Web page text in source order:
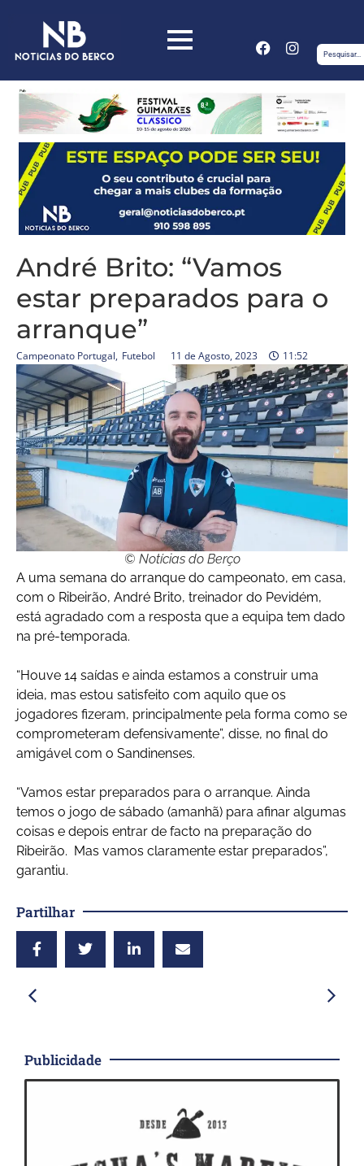
André Brito: “Vamos
estar preparados para o
arranque”
Campeonato Portugal, Futebol 11 de Agosto, 2023 11:52
© Notícias do Berço
A uma semana do arranque do campeonato, em casa,
com o Ribeirão, André Brito, treinador do Pevidém,
está agradado com a resposta que a equipa tem dado
na pré-temporada.
“Houve 14 saídas e ainda estamos a construir uma
ideia, mas estou satisfeito com aquilo que os
jogadores fizeram, principalmente pela forma como se
comprometeram defensivamente”, disse, no final do
amigável com o Sandinenses.
“Vamos estar preparados para o arranque. Ainda
temos o jogo de sábado (amanhã) para afinar algumas
coisas e depois entrar de facto na preparação do
Ribeirão. Mas vamos claramente estar preparados”,
garantiu.
Partilhar
Publicidade